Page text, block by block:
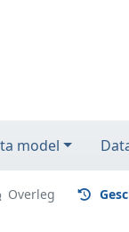
model
Overleg